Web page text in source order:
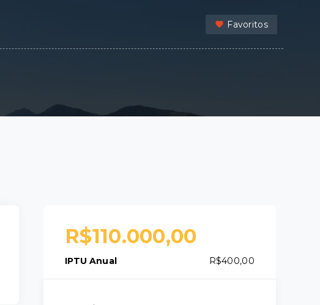
Favoritos
R$110.000,00
IPTU Anual R$400,00